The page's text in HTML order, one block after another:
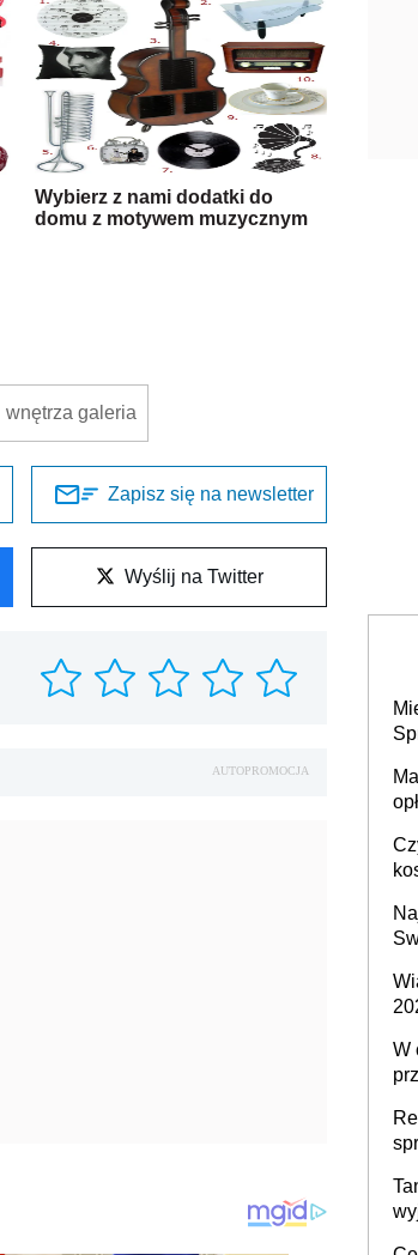
Wybierz z nami dodatki do
domu z motywem muzycznym
wnętrza galeria
Zapisz się na newsletter
Wyślij na Twitter
AUTOPROMOCJA
W